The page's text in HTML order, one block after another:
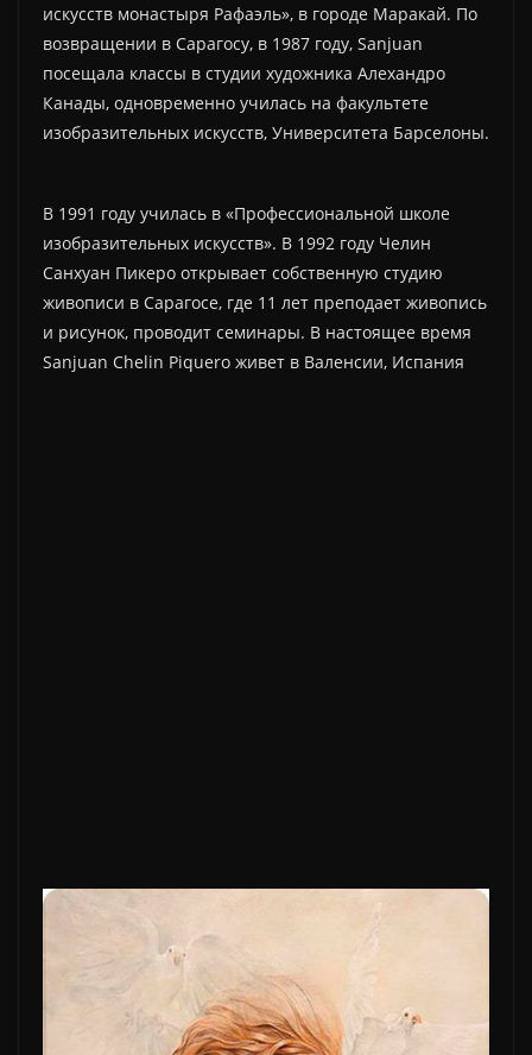
искусств монастыря Рафаэль», в городе Маракай. По
возвращении в Сарагосу, в 1987 году, Sanjuan
посещала классы в студии художника Алехандро
Канады, одновременно училась на факультете
изобразительных искусств, Университета Барселоны.
В 1991 году училась в «Профессиональной школе
изобразительных искусств». В 1992 году Челин
Санхуан Пикеро открывает собственную студию
живописи в Сарагосе, где 11 лет преподает живопись
и рисунок, проводит семинары. В настоящее время
Sanjuan Chelin Piquero живет в Валенсии, Испания